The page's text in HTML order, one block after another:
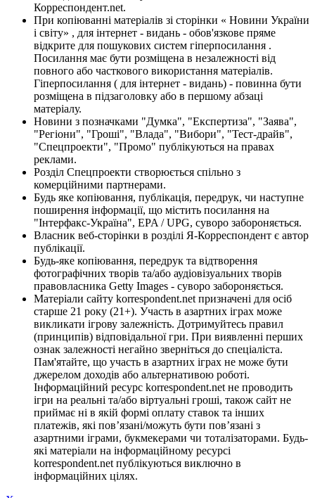
Корреспондент.net.
При копіюванні матеріалів зі сторінки « Новини України
і світу» , для інтернет - видань - обов'язкове пряме
відкрите для пошукових систем гіперпосилання .
Посилання має бути розміщена в незалежності від
повного або часткового використання матеріалів.
Гіперпосилання ( для інтернет - видань) - повинна бути
розміщена в підзаголовку або в першому абзаці
матеріалу.
Новини з позначками "Думка", "Експертиза", "Заява",
"Регіони", "Гроші", "Влада", "Вибори", "Тест-драйв",
"Спецпроекти", "Промо" публікуються на правах
реклами.
Розділ Спецпроекти створюється спільно з
комерційними партнерами.
Будь яке копіювання, публікація, передрук, чи наступне
поширення інформації, що містить посилання на
"Інтерфакс-Україна", EPA / UPG, суворо забороняється.
Власник веб-сторінки в розділі Я-Корреспондент є автор
публікації.
Будь-яке копіювання, передрук та відтворення
фотографічних творів та/або аудіовізуальних творів
правовласника Getty Images - суворо забороняється.
Матеріали сайту korrespondent.net призначені для осіб
старше 21 року (21+). Участь в азартних іграх може
викликати ігрову залежність. Дотримуйтесь правил
(принципів) відповідальної гри. При виявленні перших
ознак залежності негайно зверніться до спеціаліста.
Пам'ятайте, що участь в азартних іграх не може бути
джерелом доходів або альтернативою роботі.
Інформаційний ресурс korrespondent.net не проводить
ігри на реальні та/або віртуальні гроші, також сайт не
приймає ні в якій формі оплату ставок та інших
платежів, які пов’язані/можуть бути пов’язані з
азартними іграми, букмекерами чи тоталізаторами. Будь-
які матеріали на інформаційному ресурсі
korrespondent.net публікуються виключно в
інформаційних цілях.